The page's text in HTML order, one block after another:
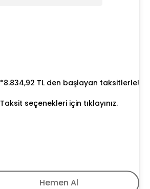
*8.834,92 TL den başlayan taksitlerle!
Taksit seçenekleri için tıklayınız.
Hemen Al